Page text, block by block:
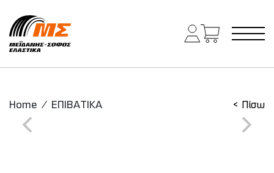
Main Navigation
Home / ΕΠΙΒΑΤΙΚΑ < Πίσω